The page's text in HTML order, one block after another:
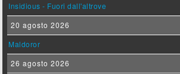
Insidious - Fuori dall'altrove
20 agosto 2026
Maldoror
26 agosto 2026